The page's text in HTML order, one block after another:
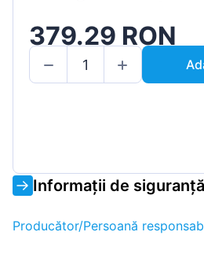
379.29 RON
Informații de
Producător/Persoană